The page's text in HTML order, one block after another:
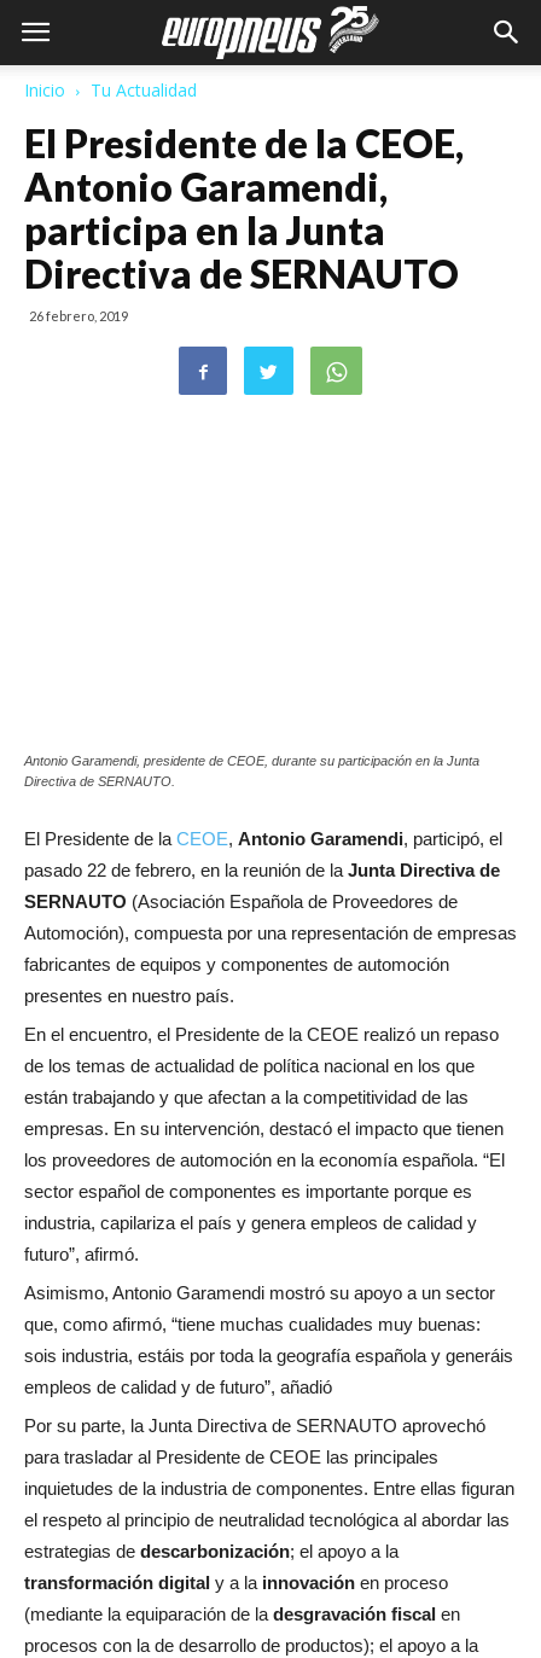
Inicio Tu Actualidad
El Presidente de la CEOE,
Antonio Garamendi,
participa en la Junta
Directiva de SERNAUTO
26 febrero, 2019
Antonio Garamendi, presidente de CEOE, durante su participación en la Junta
Directiva de SERNAUTO.
El Presidente de laCEOE, Antonio Garamendi, participó, el
pasado 22 de febrero, en la reunión de laJunta Directiva de
SERNAUTO (Asociación Española de Proveedores de
Automoción), compuesta por una representación de empresas
fabricantes de equipos y componentes de automoción
presentes en nuestro país.
En el encuentro, el Presidente de la CEOE realizó un repaso
de los temas de actualidad de política nacional en los que
están trabajando y que afectan a la competitividad de las
empresas. En su intervención, destacó el impacto que tienen
los proveedores de automoción en la economía española. “El
sector español de componentes es importante porque es
industria, capilariza el país y genera empleos de calidad y
futuro”, afirmó.
Asimismo, Antonio Garamendi mostró su apoyo a un sector
que, como afirmó, “tiene muchas cualidades muy buenas:
sois industria, estáis por toda la geografía española y generáis
empleos de calidad y de futuro”, añadió
Por su parte, la Junta Directiva de SERNAUTO aprovechó
para trasladar al Presidente de CEOE las principales
inquietudes de la industria de componentes. Entre ellas figuran
el respeto al principio de neutralidad tecnológica al abordar las
estrategias de descarbonización; el apoyo a la
transformación digital y a la innovación en proceso
(mediante la equiparación de ladesgravación fiscal en
procesos con la de desarrollo de productos); el apoyo a la